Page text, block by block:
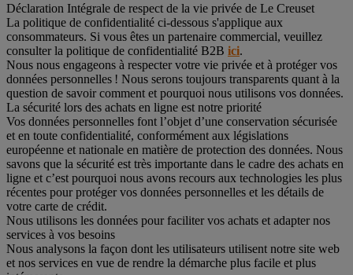
Déclaration Intégrale de respect de la vie privée de Le Creuset
La politique de confidentialité ci-dessous s'applique aux
consommateurs. Si vous êtes un partenaire commercial, veuillez
consulter la politique de confidentialité B2B ici.
Nous nous engageons à respecter votre vie privée et à protéger vos
données personnelles ! Nous serons toujours transparents quant à la
question de savoir comment et pourquoi nous utilisons vos données.
La sécurité lors des achats en ligne est notre priorité
Vos données personnelles font l’objet d’une conservation sécurisée
et en toute confidentialité, conformément aux législations
européenne et nationale en matière de protection des données. Nous
savons que la sécurité est très importante dans le cadre des achats en
ligne et c’est pourquoi nous avons recours aux technologies les plus
récentes pour protéger vos données personnelles et les détails de
votre carte de crédit.
Nous utilisons les données pour faciliter vos achats et adapter nos
services à vos besoins
Nous analysons la façon dont les utilisateurs utilisent notre site web
et nos services en vue de rendre la démarche plus facile et plus